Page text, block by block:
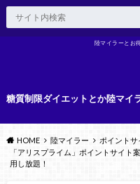
陸マイラーとお
糖質制限ダイエットとか陸マイ
HOME 陸マイラー
ポイントサ
「アリスプライム」ポイントサイト
用し放題！